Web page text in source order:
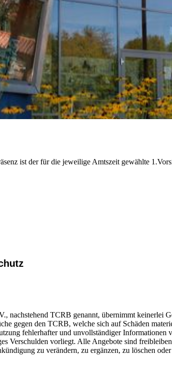
ist der für die jeweilige Amtszeit gewählte
nachstehend TCRB genannt, übernimmt
gegen den TCRB, welche sich auf Schäden
fehlerhafter und unvollständiger Informationen
Verschulden vorliegt. Alle Angebote sind
zu verändern, zu ergänzen, zu löschen